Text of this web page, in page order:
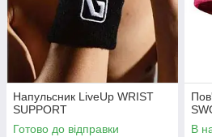
Напульсник LiveUp WRIST
SUPPORT
Готово до відправки
В